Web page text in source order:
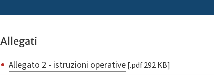
Allegati
Allegato 2 - istruzioni operative [.pdf 292 KB]